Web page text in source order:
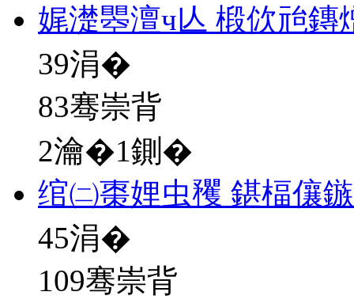
娓濋瞾澶ч亾 椴佽兘鏄
39涓�
83骞崇背
2瀹�1鍘�
绾㈡棗娌虫矡 鍖楅儴
45涓�
109骞崇背